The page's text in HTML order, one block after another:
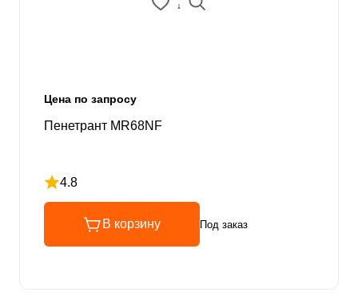
Цена по запросу
Пенетрант MR68NF
4.8
Рейтинг 4.8 из 5
В корзину Под заказ